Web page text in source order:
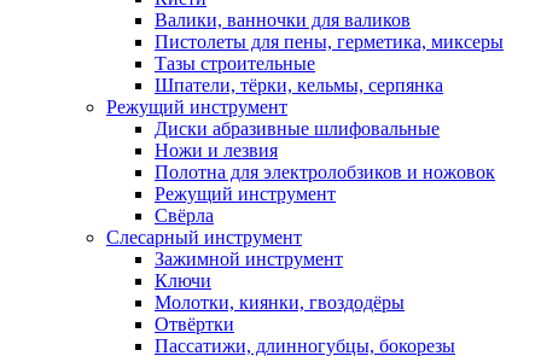
Валики, ванночки для валиков
Пистолеты для пены, герметика, миксеры
Тазы строительные
Шпатели, тёрки, кельмы, серпянка
Режущий инструмент
Диски абразивные шлифовальные
Ножи и лезвия
Полотна для электролобзиков и ножовок
Режущий инструмент
Свёрла
Слесарный инструмент
Зажимной инструмент
Ключи
Молотки, киянки, гвоздодёры
Отвёртки
Пассатижи, длинногубцы, бокорезы